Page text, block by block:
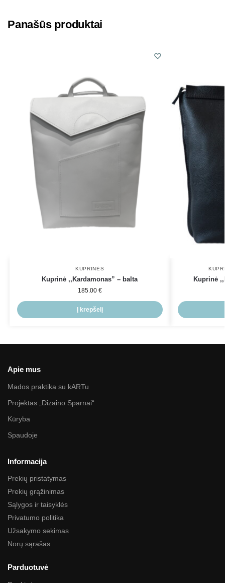
Panašūs produktai
KUPRINĖS
Kuprinė ,,Kardamonas” – balta
185.00 €
Į krepšelį
Kuprinė
Apie mus
Mados praktika su kARTu
Projektas „Dizaino Sparnai“
Kūryba
Spaudoje
Informacija
Prekių pristatymas
Prekių grąžinimas
Sąlygos ir taisyklės
Privatumo politika
Užsakymo sekimas
Norų sąrašas
Parduotuvė